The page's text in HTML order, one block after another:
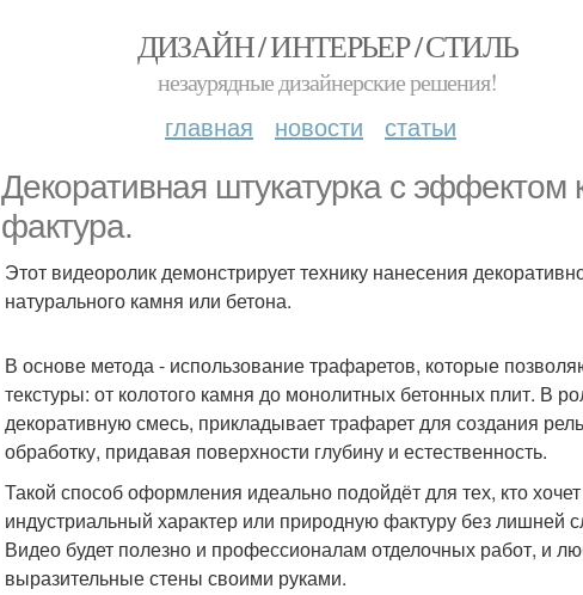
ДИЗАЙН / ИНТЕРЬЕР / СТИЛЬ
незаурядные дизайнерские решения!
главная новости статьи
Декоративная штукатурка с эффектом
фактура.
Этот видеоролик демонстрирует технику нанесения
натурального камня или бетона.
В основе метода - использование трафаретов, которые
текстуры: от колотого камня до монолитных бетонных плит. В
декоративную смесь, прикладывает трафарет для создания
обработку, придавая поверхности глубину и естественность.
Такой способ оформления идеально подойдёт для тех, кто
индустриальный характер или природную фактуру без лишней
Видео будет полезно и профессионалам отделочных работ, и
выразительные стены своими руками.